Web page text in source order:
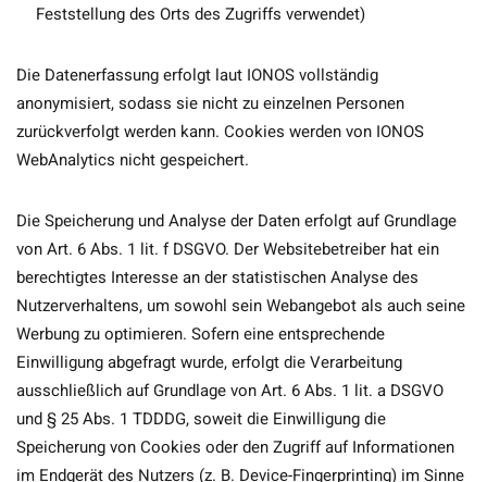
Feststellung des Orts des Zugriffs verwendet)
Die Datenerfassung erfolgt laut IONOS vollständig
anonymisiert, sodass sie nicht zu einzelnen Personen
zurückverfolgt werden kann. Cookies werden von IONOS
WebAnalytics nicht gespeichert.
Die Speicherung und Analyse der Daten erfolgt auf Grundlage
von Art. 6 Abs. 1 lit. f DSGVO. Der Websitebetreiber hat ein
berechtigtes Interesse an der statistischen Analyse des
Nutzerverhaltens, um sowohl sein Webangebot als auch seine
Werbung zu optimieren. Sofern eine entsprechende
Einwilligung abgefragt wurde, erfolgt die Verarbeitung
ausschließlich auf Grundlage von Art. 6 Abs. 1 lit. a DSGVO
und § 25 Abs. 1 TDDDG, soweit die Einwilligung die
Speicherung von Cookies oder den Zugriff auf Informationen
im Endgerät des Nutzers (z. B. Device-Fingerprinting) im Sinne